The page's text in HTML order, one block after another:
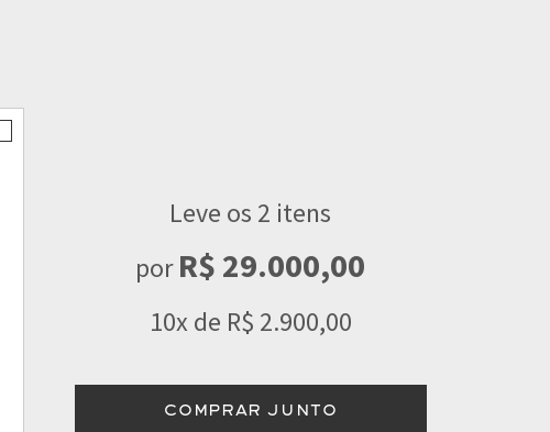
Leve os 2 itens
porR$ 29.000,00
10x de R$ 2.900,00
COMPRAR JUNTO